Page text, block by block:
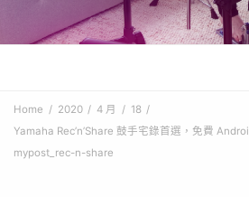
Home 2020 4 月
18
Yamaha Rec’n’Share 鼓手宅錄首選，免費
mypost_rec-n-share